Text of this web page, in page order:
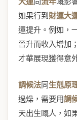
如果行到 財運大
運提升。例如，
晉升而收入增加
才華展現獲得意
調候法同生剋原
過燥，需要用調
天出生嘅人，如